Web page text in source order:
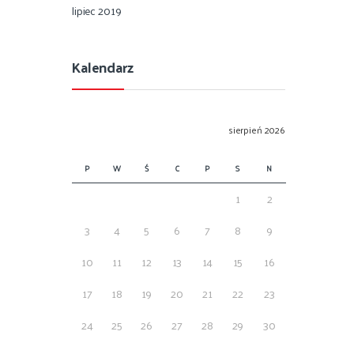
lipiec 2019
Kalendarz
sierpień 2026
P W Ś C P S N
1
2
3
4 5 6 7 8
9
10
11 12 13 14 15
16
17
18 19 20 21 22
23
24
25 26 27 28 29
30